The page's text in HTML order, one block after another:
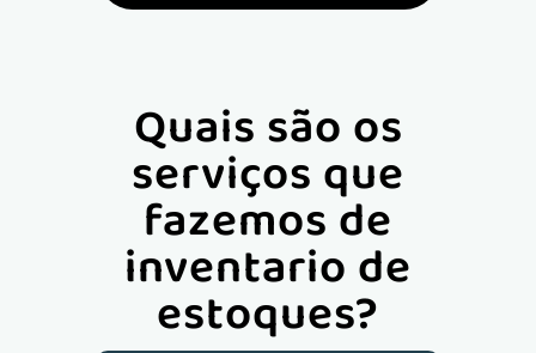
Quais são os
serviços que
fazemos de
inventario de
estoques?